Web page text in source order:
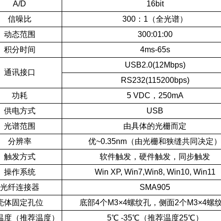
A/D
16bit
信噪比
300：1（全光谱）
动态范围
300:01:00
积分时间
4ms-65s
通讯接口
USB2.0(12Mbps)
RS232(115200bps)
功耗
5 VDC，250mA
供电方式
USB
光谱范围
由具体的光栅而定
分辨率
优~0.35nm（由光栅和狭缝共同决定）
触发方式
软件触发，硬件触发，同步触发
操作系统
Win XP, Win7,Win8, Win10, Win11
光纤连接器
SMA905
体固定孔位
底部4个M3×4螺纹孔，侧面2个M3×4螺
度（推荐温度）
5℃ -35℃（推荐温度25℃）